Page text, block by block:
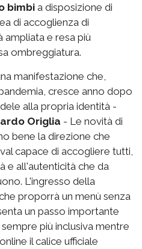
bimbi a disposizione di
di accoglienza di
ampliata e resa più
ombreggiatura.
manifestazione che,
cresce anno dopo
alla propria identità -
Origlia - Le novità di
bene la direzione che
capace di accogliere tutti,
e all'autenticità che da
L'ingresso della
proporrà un menù senza
un passo importante
più inclusiva mentre
il calice ufficiale